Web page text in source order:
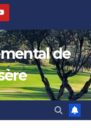
de